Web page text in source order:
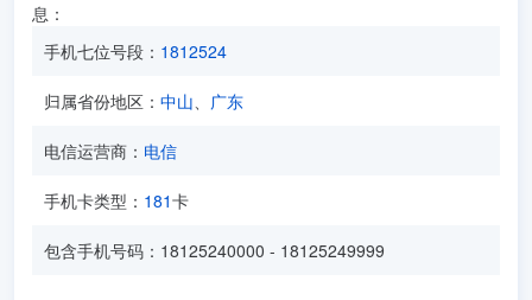
息：
手机七位号段： 1812524
归属省份地区： 中山、 广东
电信运营商： 电信
手机卡类型： 181卡
包含手机号码：18125240000 - 18125249999